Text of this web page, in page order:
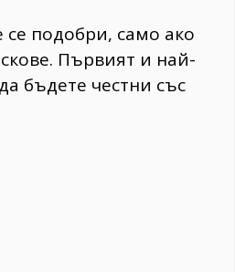
подобри, само ако
Първият и най-
бъдете честни със